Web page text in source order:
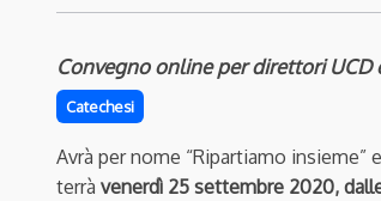
Convegno online per direttori UCD
Catechesi
Avrà per nome “Ripartiamo insieme”
terrà venerdì 25 settembre 2020,